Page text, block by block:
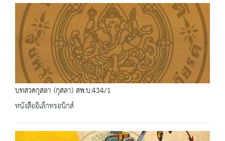
บทสวดกุสลา (กุสลา) สพ.บ.434/1
หนังสืออิเล็กทรอนิกส์